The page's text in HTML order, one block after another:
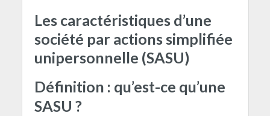
Les caractéristiques d’une
société par actions simplifiée
unipersonnelle (SASU)
Définition : qu’est-ce qu’une
SASU ?